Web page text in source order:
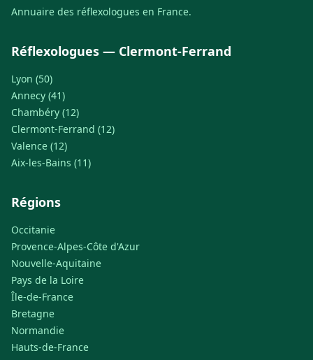
Annuaire des réflexologues en France.
Réflexologues — Clermont-Ferrand
Lyon (50)
Annecy (41)
Chambéry (12)
Clermont-Ferrand (12)
Valence (12)
Aix-les-Bains (11)
Régions
Occitanie
Provence-Alpes-Côte d'Azur
Nouvelle-Aquitaine
Pays de la Loire
Île-de-France
Bretagne
Normandie
Hauts-de-France